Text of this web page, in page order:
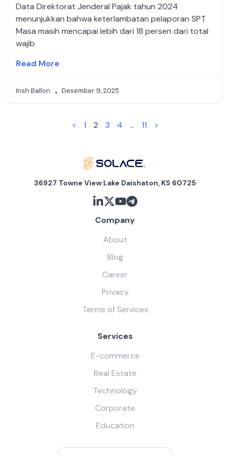
Data Direktorat Jenderal Pajak tahun 2024
menunjukkan bahwa keterlambatan pelaporan SPT
Masa masih mencapai lebih dari 18 persen dari total
wajib
Read More
Irish Ballon Desember 9, 2025
< 1 2 3 4 … 11 >
36927 Towne View Lake Daishaton, KS 60725
Company
About
Blog
Career
Privacy
Terms of Services
Services
E-commerce
Real Estate
Technology
Corporate
Education